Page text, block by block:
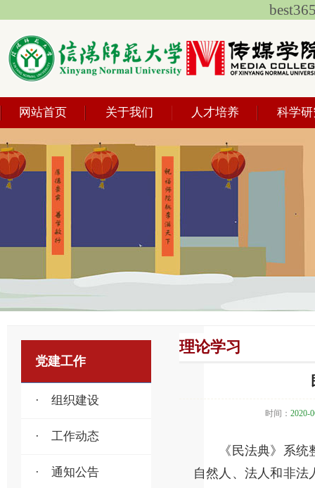
网站首页 关于我们 人才培养 科学
党建工作
· 组织建设
· 工作动态
· 通知公告
理论学习
时间：2020-
《民法典》系统整
自然人、法人和非法